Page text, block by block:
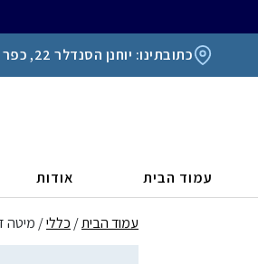
כתובתינו: יוחנן הסנדלר 22, כפר סבא
עמוד הבית אודות
עמוד הבית/ כללי/ מיטה